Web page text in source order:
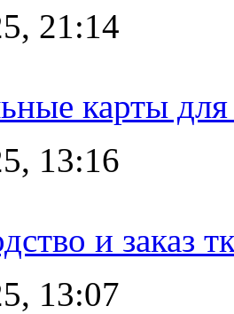
21:14
карты
13:16
и заказ
13:07